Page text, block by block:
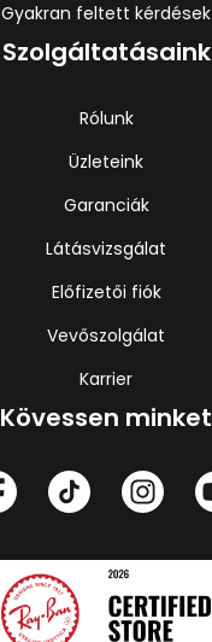
Gyakran feltett kérdések
Szolgáltatásaink
Rólunk
Üzleteink
Garanciák
Látásvizsgálat
Előfizetői fiók
Vevőszolgálat
Karrier
Kövessen minket